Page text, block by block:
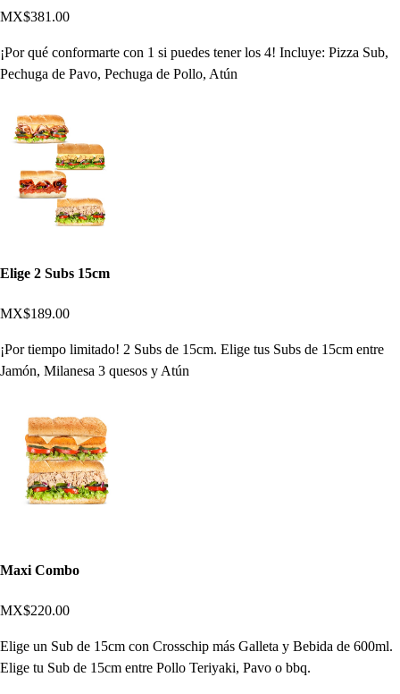
MX$381.00
¡Por qué conformarte con 1 si puedes tener los 4! Incluye: Pizza Sub,
Pechuga de Pavo, Pechuga de Pollo, Atún
Elige 2 Subs 15cm
MX$189.00
¡Por tiempo limitado! 2 Subs de 15cm. Elige tus Subs de 15cm entre
Jamón, Milanesa 3 quesos y Atún
Maxi Combo
MX$220.00
Elige un Sub de 15cm con Crosschip más Galleta y Bebida de 600ml.
Elige tu Sub de 15cm entre Pollo Teriyaki, Pavo o bbq.